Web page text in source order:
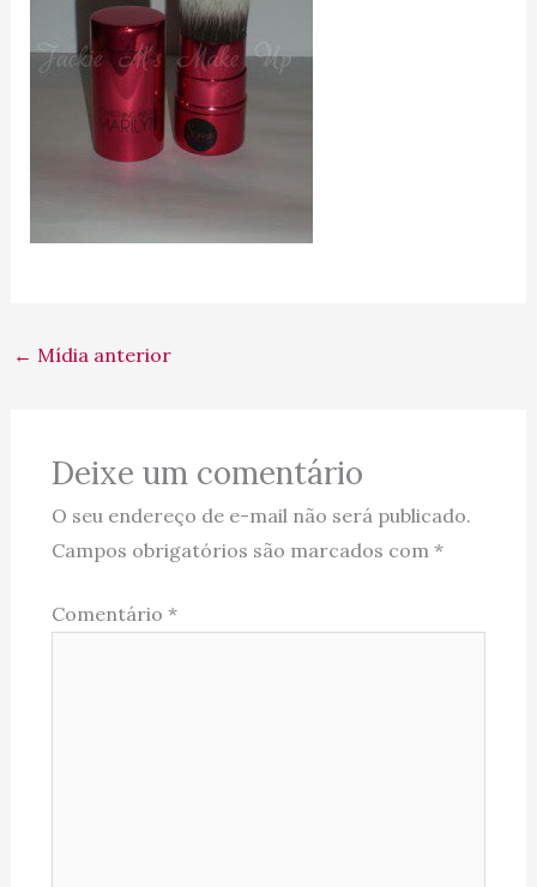
← Mídia anterior
Deixe um comentário
O seu endereço de e-mail não será publicado.
Campos obrigatórios são marcados com *
Comentário *